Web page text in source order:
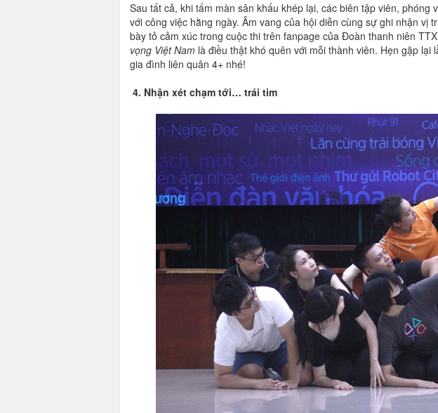
Sau tất cả, khi tấm màn sân khấu khép lại, các biên tập viên, phóng
với công việc hằng ngày. Âm vang của hội diễn cùng sự ghi nhận vị
bày tỏ cảm xúc trong cuộc thi trên fanpage của Đoàn thanh niên
vọng Việt Namlà điều thật khó quên với mỗi thành viên. Hẹn gặp lại
gia đình liên quân 4+ nhé!
4. Nhận xét chạm tới… trái tim